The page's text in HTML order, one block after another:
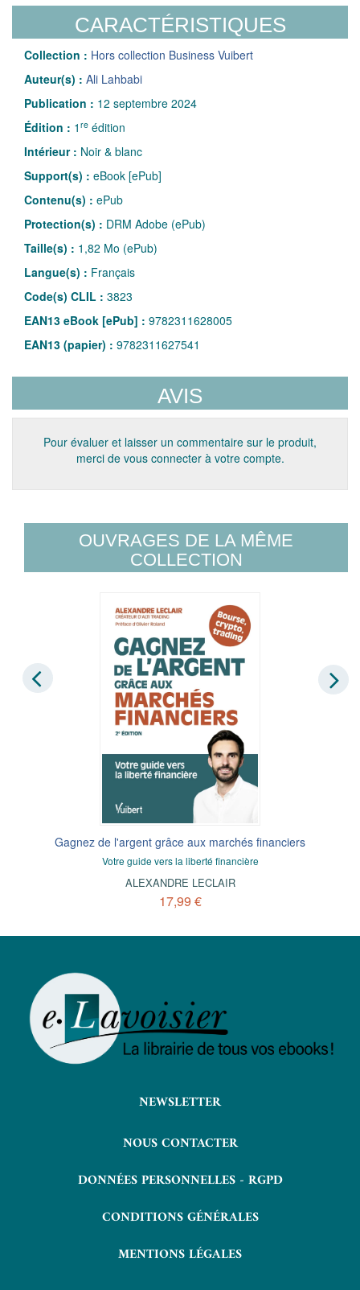
CARACTÉRISTIQUES
Collection : Hors collection Business Vuibert
Auteur(s) : Ali Lahbabi
Publication : 12 septembre 2024
Édition : 1 re édition
Intérieur : Noir & blanc
Support(s) : eBook [ePub]
Contenu(s) : ePub
Protection(s) : DRM Adobe (ePub)
Taille(s) : 1,82 Mo (ePub)
Langue(s) : Français
Code(s) CLIL : 3823
EAN13 eBook [ePub] : 9782311628005
EAN13 (papier) : 9782311627541
AVIS
Pour évaluer et laisser un commentaire sur le produit,
merci de vous connecter à votre compte.
OUVRAGES DE LA MÊME
COLLECTION
Gagnez de l'argent grâce aux marchés financiers
Votre guide vers la liberté financière
ALEXANDRE LECLAIR
17,99 €
NEWSLETTER
NOUS CONTACTER
DONNÉES PERSONNELLES - RGPD
CONDITIONS GÉNÉRALES
MENTIONS LÉGALES